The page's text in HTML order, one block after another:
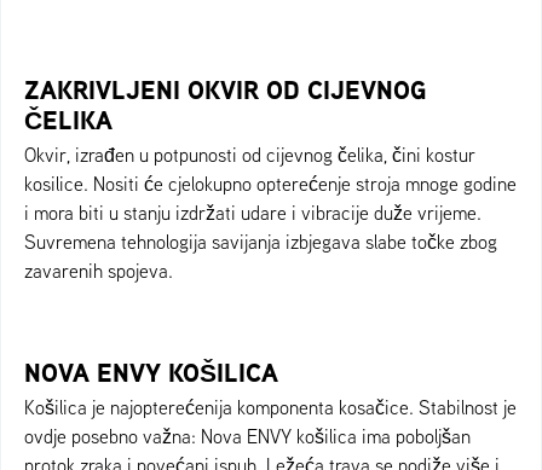
ZAKRIVLJENI OKVIR OD CIJEVNOG
ČELIKA
Okvir, izrađen u potpunosti od cijevnog čelika, čini kostur
kosilice. Nositi će cjelokupno opterećenje stroja mnoge godine
i mora biti u stanju izdržati udare i vibracije duže vrijeme.
Suvremena tehnologija savijanja izbjegava slabe točke zbog
zavarenih spojeva.
NOVA ENVY KOŠILICA
Košilica je najopterećenija komponenta kosačice. Stabilnost je
ovdje posebno važna: Nova ENVY košilica ima poboljšan
protok zraka i povećani ispuh. Ležeća trava se podiže više i